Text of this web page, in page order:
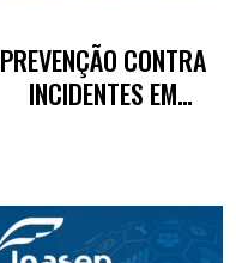
PREVENÇÃO CONTRA
INCIDENTES EM